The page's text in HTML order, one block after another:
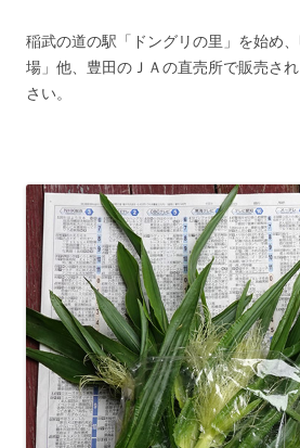
稲武の道の駅「ドングリの里」を始め
場」他、豊田のＪＡの直売所で販売さ
さい。